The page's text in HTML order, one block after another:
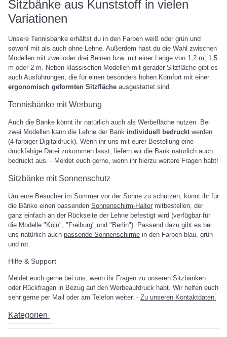
Sitzbänke aus Kunststoff in vielen
Variationen
Unsere Tennisbänke erhältst du in den Farben weiß oder grün und
sowohl mit als auch ohne Lehne. Außerdem hast du die Wahl zwischen
Modellen mit zwei oder drei Beinen bzw. mit einer Länge von 1,2 m, 1,5
m oder 2 m. Neben klassischen Modellen mit gerader Sitzfläche gibt es
auch Ausführungen, die für einen besonders hohen Komfort mit einer
ergonomisch geformten Sitzfläche ausgestattet sind.
Tennisbänke mit Werbung
Auch die Bänke könnt ihr natürlich auch als Werbefläche nutzen. Bei
zwei Modellen kann die Lehne der Bank individuell bedruckt werden
(4-farbiger Digitaldruck). Wenn ihr uns mit eurer Bestellung eine
druckfähige Datei zukommen lasst, liefern wir die Bank natürlich auch
bedruckt aus. - Meldet euch gerne, wenn ihr hierzu weitere Fragen habt!
Sitzbänke mit Sonnenschutz
Um eure Besucher im Sommer vor der Sonne zu schützen, könnt ihr für
die Bänke einen passenden Sonnenschirm-Halter mitbestellen, der
ganz einfach an der Rückseite der Lehne befestigt wird (verfügbar für
die Modelle "Köln", "Freiburg" und "Berlin"). Passend dazu gibt es bei
uns natürlich auch passende Sonnenschirme in den Farben blau, grün
und rot.
Hilfe & Support
Meldet euch gerne bei uns, wenn ihr Fragen zu unseren Sitzbänken
oder Rückfragen in Bezug auf den Werbeaufdruck habt. Wir helfen euch
sehr gerne per Mail oder am Telefon weiter. - Zu unseren Kontaktdaten.
Kategorien